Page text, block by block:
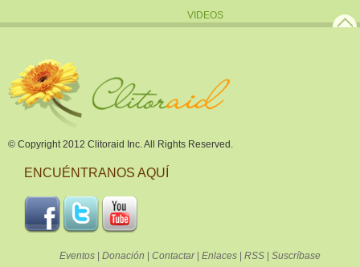
VIDEOS
© Copyright 2012 Clitoraid Inc. All Rights Reserved.
ENCUÉNTRANOS AQUÍ
Eventos Donación Contactar| Enlaces RSS Suscríbase